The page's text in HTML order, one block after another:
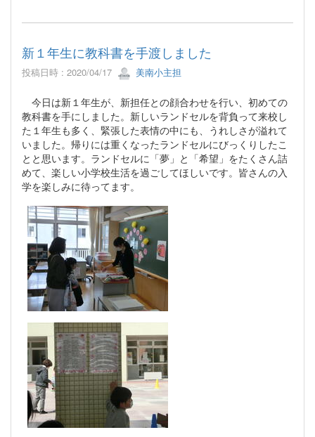
新１年生に教科書を手渡しました
投稿日時 : 2020/04/17 美南小主担
今日は新１年生が、新担任との顔合わせを行い、初めての
教科書を手にしました。新しいランドセルを背負って来校し
た１年生も多く、緊張した表情の中にも、うれしさが溢れて
いました。帰りには重くなったランドセルにびっくりしたこ
とと思います。ランドセルに「夢」と「希望」をたくさん詰
めて、楽しい小学校生活を過ごしてほしいです。皆さんの入
学を楽しみに待ってます。